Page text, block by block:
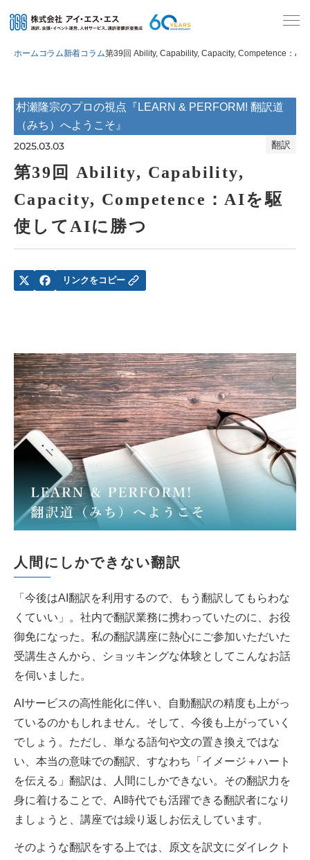
ホームコラム新着コラム第39回 Ability, Capability, Capacity, Competence：AI
村瀬隆宗のプロの視点『LEARN & PERFORM! 翻訳道
（みち）へようこそ』
2025.03.03 翻訳
第39回 Ability, Capability,
Capacity, Competence：AIを駆
使してAIに勝つ
リンクをコピー
人間にしかできない翻訳
「今後はAI翻訳を利用するので、もう翻訳してもらわな
くていい」。社内で翻訳業務に携わっていたのに、お役
御免になった。私の翻訳講座に熱心にご参加いただいた
受講生さんから、ショッキングな体験としてこんなお話
を伺いました。
AIサービスの高性能化に伴い、自動翻訳の精度も上がっ
ているのかもしれません。そして、今後も上がっていく
でしょう。ただし、単なる語句や文の置き換えではな
い、本当の意味での翻訳、すなわち「イメージ＋ハート
を伝える」翻訳は、人間にしかできない。その翻訳力を
身に着けることで、AI時代でも活躍できる翻訳者になり
ましょうと、講座では繰り返しお伝えしています。
そのような翻訳をする上では、原文を訳文にダイレクト